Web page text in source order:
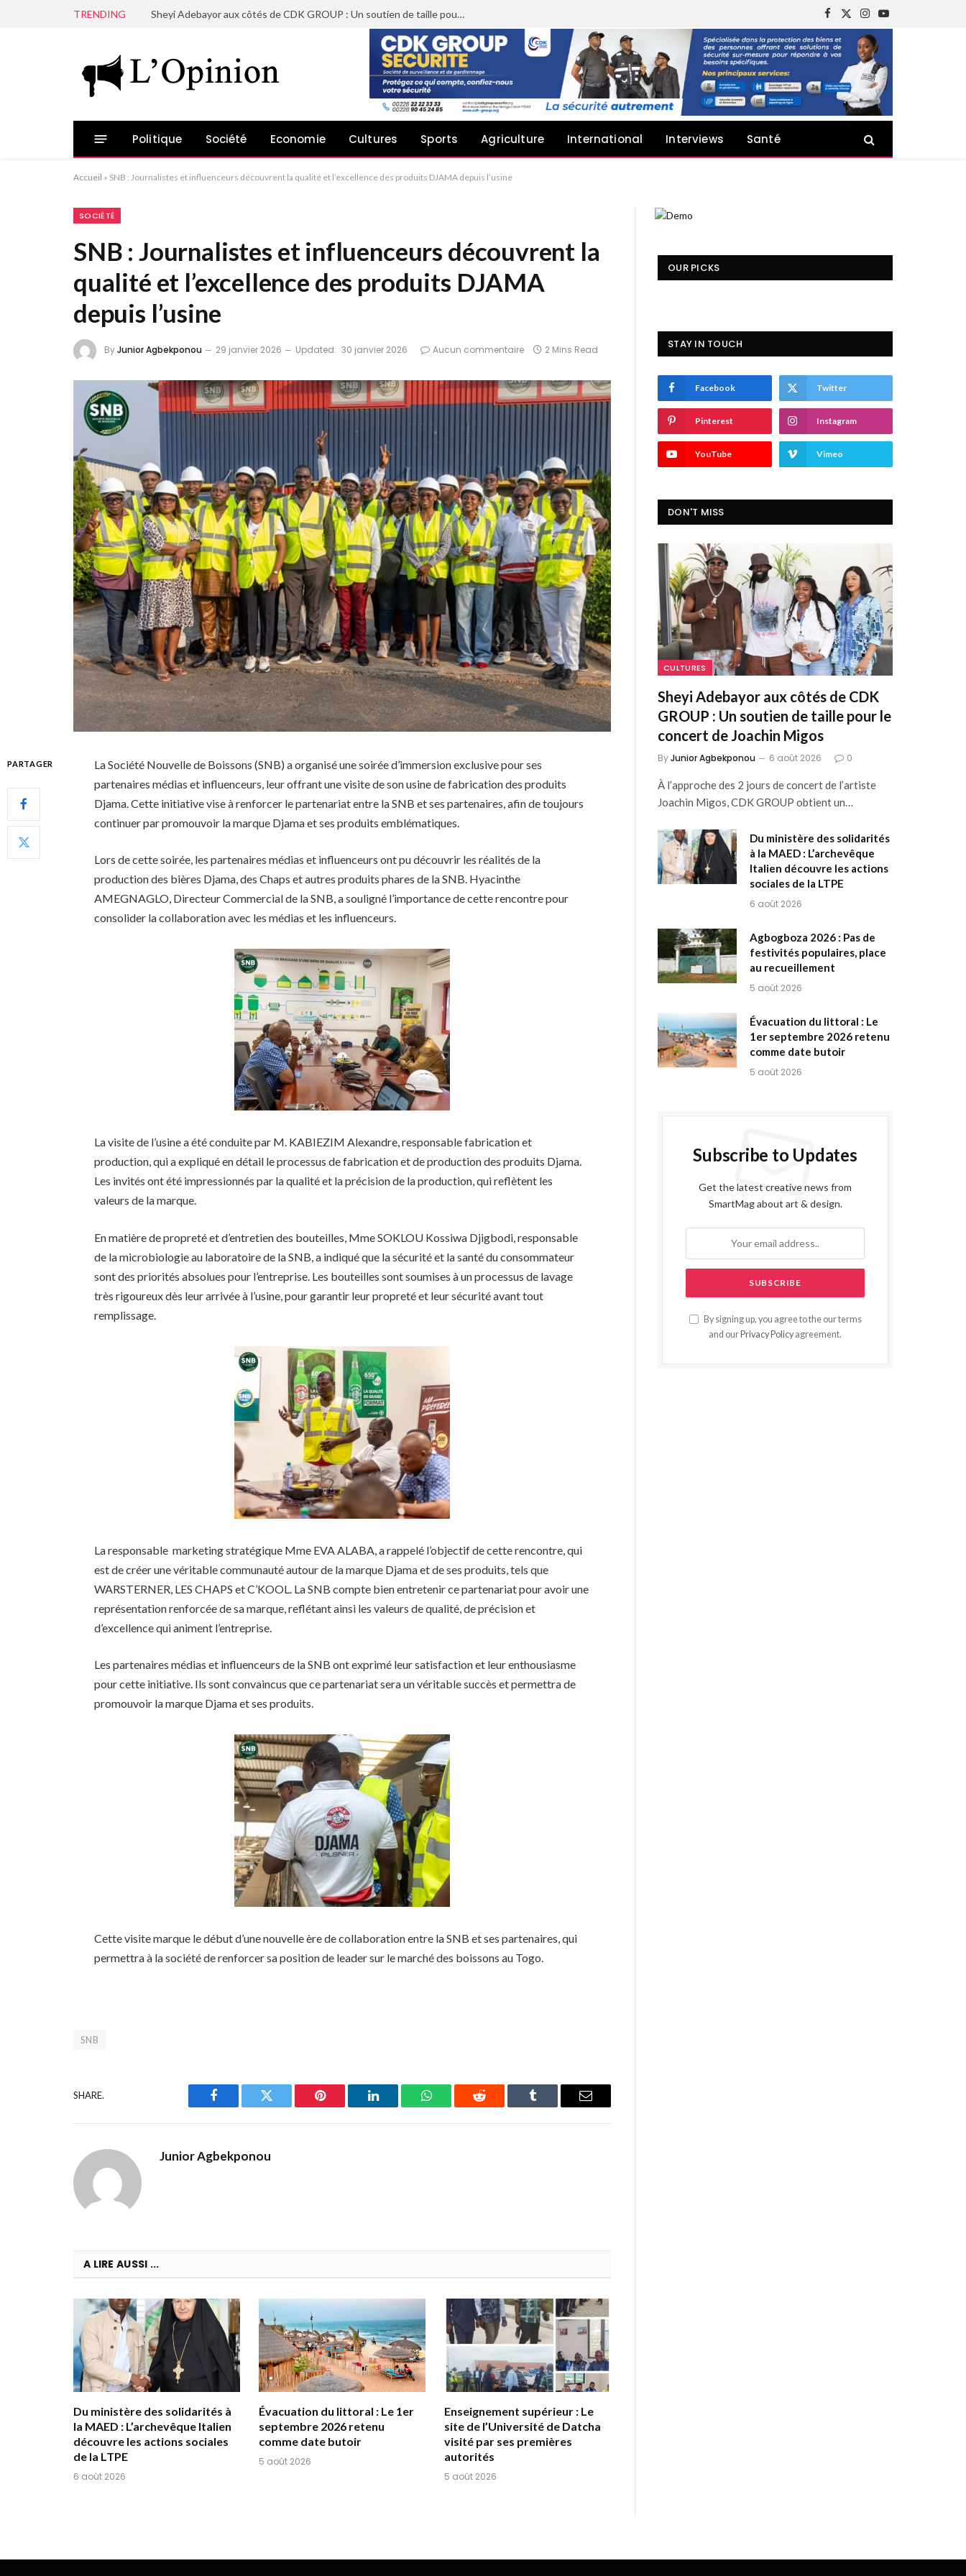
TRENDING Sheyi Adebayor aux côtés de CDK GROUP : Un soutien de taille pour le concert de Joachin Migos
Facebook
X
(Twitter)
Instagram
YouTube
Politique Société Economie Cultures Sports Agriculture International Interviews Santé
Accueil » SNB : Journalistes et influenceurs découvrent la qualité et l’excellence des produits DJAMA depuis l’usine
SOCIÉTÉ
SNB : Journalistes et influenceurs découvrent la
qualité et l’excellence des produits DJAMA
depuis l’usine
ByJunior Agbekponou 29 janvier 2026 Updated: 30 janvier 2026 Aucun commentaire 2 Mins Read
PARTAGER
La Société Nouvelle de Boissons (SNB) a organisé une soirée d’immersion exclusive pour ses
partenaires médias et influenceurs, leur offrant une visite de son usine de fabrication des produits
Djama. Cette initiative vise à renforcer le partenariat entre la SNB et ses partenaires, afin de toujours
continuer par promouvoir la marque Djama et ses produits emblématiques.
Lors de cette soirée, les partenaires médias et influenceurs ont pu découvrir les réalités de la
production des bières Djama, des Chaps et autres produits phares de la SNB. Hyacinthe
AMEGNAGLO, Directeur Commercial de la SNB, a souligné l’importance de cette rencontre pour
consolider la collaboration avec les médias et les influenceurs.
La visite de l’usine a été conduite par M. KABIEZIM Alexandre, responsable fabrication et
production, qui a expliqué en détail le processus de fabrication et de production des produits Djama.
Les invités ont été impressionnés par la qualité et la précision de la production, qui reflètent les
valeurs de la marque.
En matière de propreté et d’entretien des bouteilles, Mme SOKLOU Kossiwa Djigbodi, responsable
de la microbiologie au laboratoire de la SNB, a indiqué que la sécurité et la santé du consommateur
sont des priorités absolues pour l’entreprise. Les bouteilles sont soumises à un processus de lavage
très rigoureux dès leur arrivée à l’usine, pour garantir leur propreté et leur sécurité avant tout
remplissage.
La responsable marketing stratégique Mme EVA ALABA, a rappelé l’objectif de cette rencontre, qui
est de créer une véritable communauté autour de la marque Djama et de ses produits, tels que
WARSTERNER, LES CHAPS et C’KOOL. La SNB compte bien entretenir ce partenariat pour avoir une
représentation renforcée de sa marque, reflétant ainsi les valeurs de qualité, de précision et
d’excellence qui animent l’entreprise.
Les partenaires médias et influenceurs de la SNB ont exprimé leur satisfaction et leur enthousiasme
pour cette initiative. Ils sont convaincus que ce partenariat sera un véritable succès et permettra de
promouvoir la marque Djama et ses produits.
Cette visite marque le début d’une nouvelle ère de collaboration entre la SNB et ses partenaires, qui
permettra à la société de renforcer sa position de leader sur le marché des boissons au Togo.
SNB
SHARE.
Facebook Twitter Pinterest LinkedIn WhatsAppReddit Tumblr Email
Junior Agbekponou
A LIRE AUSSI ...
Du ministère des solidarités à
la MAED : L’archevêque Italien
découvre les actions sociales
de la LTPE
6 août 2026
Évacuation du littoral : Le 1er
septembre 2026 retenu
comme date butoir
5 août 2026
Enseignement supérieur : Le
site de l’Université de Datcha
visité par ses premières
autorités
5 août 2026
OUR PICKS
STAY IN TOUCH
Facebook Twitter
Pinterest Instagram
YouTube Vimeo
DON'T MISS
CULTURES
Sheyi Adebayor aux côtés de CDK
GROUP : Un soutien de taille pour le
concert de Joachin Migos
ByJunior Agbekponou 6 août 2026 0
À l’approche des 2 jours de concert de l’artiste
Joachin Migos, CDK GROUP obtient un…
Du ministère des solidarités
à la MAED : L’archevêque
Italien découvre les actions
sociales de la LTPE
6 août 2026
Agbogboza 2026 : Pas de
festivités populaires, place
au recueillement
5 août 2026
Évacuation du littoral : Le
1er septembre 2026 retenu
comme date butoir
5 août 2026
Subscribe to Updates
Get the latest creative news from
SmartMag about art & design.
By signing up, you agree to the our terms
and our Privacy Policy agreement.